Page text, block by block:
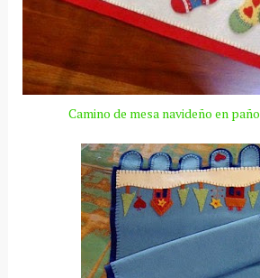
Camino de mesa navideño en paño